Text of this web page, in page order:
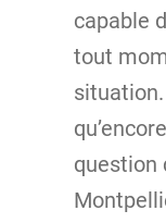
capable
tout
question